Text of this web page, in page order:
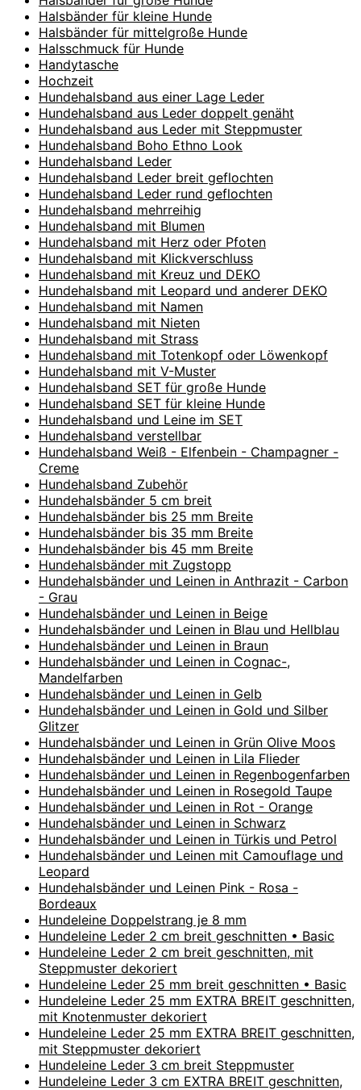
Halsbänder für kleine Hunde
Halsbänder für mittelgroße Hunde
Halsschmuck für Hunde
Handytasche
Hochzeit
Hundehalsband aus einer Lage Leder
Hundehalsband aus Leder doppelt genäht
Hundehalsband aus Leder mit Steppmuster
Hundehalsband Boho Ethno Look
Hundehalsband Leder
Hundehalsband Leder breit geflochten
Hundehalsband Leder rund geflochten
Hundehalsband mehrreihig
Hundehalsband mit Blumen
Hundehalsband mit Herz oder Pfoten
Hundehalsband mit Klickverschluss
Hundehalsband mit Kreuz und DEKO
Hundehalsband mit Leopard und anderer DEKO
Hundehalsband mit Namen
Hundehalsband mit Nieten
Hundehalsband mit Strass
Hundehalsband mit Totenkopf oder Löwenkopf
Hundehalsband mit V-Muster
Hundehalsband SET für große Hunde
Hundehalsband SET für kleine Hunde
Hundehalsband und Leine im SET
Hundehalsband verstellbar
Hundehalsband Weiß - Elfenbein - Champagner -
Creme
Hundehalsband Zubehör
Hundehalsbänder 5 cm breit
Hundehalsbänder bis 25 mm Breite
Hundehalsbänder bis 35 mm Breite
Hundehalsbänder bis 45 mm Breite
Hundehalsbänder mit Zugstopp
Hundehalsbänder und Leinen in Anthrazit - Carbon
- Grau
Hundehalsbänder und Leinen in Beige
Hundehalsbänder und Leinen in Blau und Hellblau
Hundehalsbänder und Leinen in Braun
Hundehalsbänder und Leinen in Cognac-,
Mandelfarben
Hundehalsbänder und Leinen in Gelb
Hundehalsbänder und Leinen in Gold und Silber
Glitzer
Hundehalsbänder und Leinen in Grün Olive Moos
Hundehalsbänder und Leinen in Lila Flieder
Hundehalsbänder und Leinen in Regenbogenfarben
Hundehalsbänder und Leinen in Rosegold Taupe
Hundehalsbänder und Leinen in Rot - Orange
Hundehalsbänder und Leinen in Schwarz
Hundehalsbänder und Leinen in Türkis und Petrol
Hundehalsbänder und Leinen mit Camouflage und
Leopard
Hundehalsbänder und Leinen Pink - Rosa -
Bordeaux
Hundeleine Doppelstrang je 8 mm
Hundeleine Leder 2 cm breit geschnitten • Basic
Hundeleine Leder 2 cm breit geschnitten, mit
Steppmuster dekoriert
Hundeleine Leder 25 mm breit geschnitten • Basic
Hundeleine Leder 25 mm EXTRA BREIT geschnitten,
mit Knotenmuster dekoriert
Hundeleine Leder 25 mm EXTRA BREIT geschnitten,
mit Steppmuster dekoriert
Hundeleine Leder 3 cm breit Steppmuster
Hundeleine Leder 3 cm EXTRA BREIT geschnitten,